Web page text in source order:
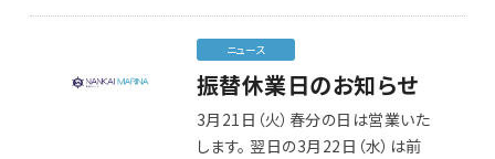
ニュース
振替休業日のお知らせ
3月21日（火）春分の日は営業いた
します。 翌日の3月22日（水）は前